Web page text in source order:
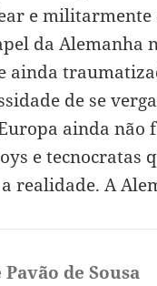
e militarmente
da Alemanha
ainda
de se
ainda
e tecnocratas
realidade. A
Pavão de Sousa